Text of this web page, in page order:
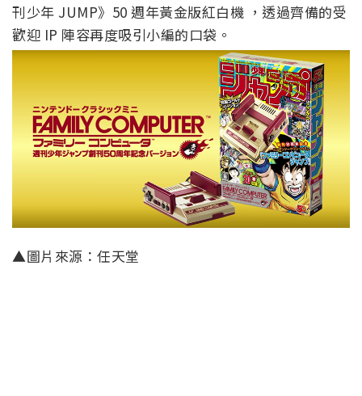
刊少年 JUMP》50 週年黃金版紅白機 ，透過齊備的受
歡迎 IP 陣容再度吸引小編的口袋。
▲圖片來源：任天堂